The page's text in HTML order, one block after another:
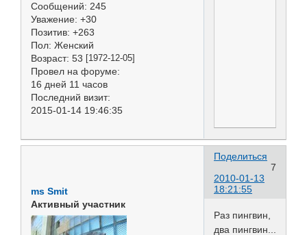
Сообщений: 245
Уважение: +30
Позитив: +263
Пол: Женский
Возраст: 53 [1972-12-05]
Провел на форуме:
16 дней 11 часов
Последний визит:
2015-01-14 19:46:35
Поделиться
7
2010-01-13
18:21:55
ms Smit
Активный участник
Раз пингвин,
два пингвин...